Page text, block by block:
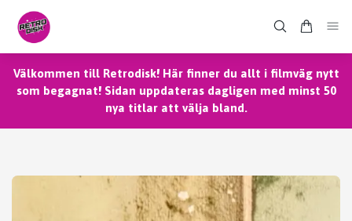
Välkommen till Retrodisk! Här finner du allt i filmväg nytt
som begagnat! Sidan uppdateras dagligen med minst 50
nya titlar att välja bland.